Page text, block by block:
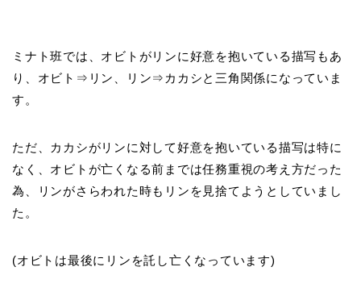
ミナト班では、オビトがリンに好意を抱いている描写もあ
り、オビト⇒リン、リン⇒カカシと三角関係になっていま
す。
ただ、カカシがリンに対して好意を抱いている描写は特に
なく、オビトが亡くなる前までは任務重視の考え方だった
為、リンがさらわれた時もリンを見捨てようとしていまし
た。
(オビトは最後にリンを託し亡くなっています)